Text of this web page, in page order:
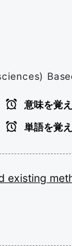
意味を覚
単語を覚
existing